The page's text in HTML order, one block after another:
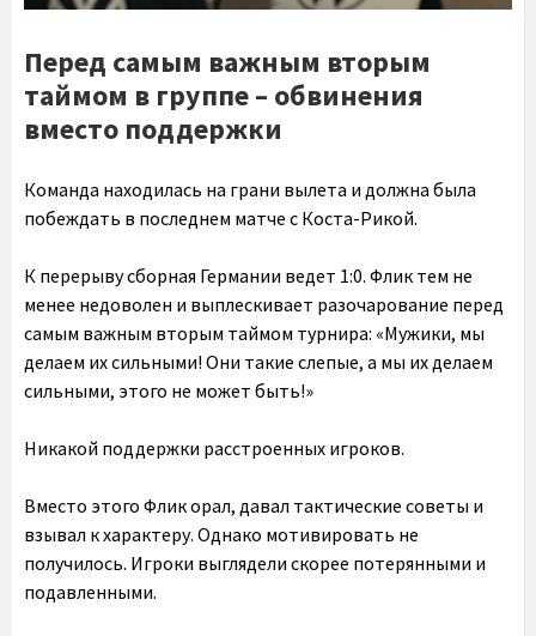
Перед самым важным вторым
таймом в группе – обвинения
вместо поддержки
Команда находилась на грани вылета и должна была
побеждать в последнем матче с Коста-Рикой.
К перерыву сборная Германии ведет 1:0. Флик тем не
менее недоволен и выплескивает разочарование перед
самым важным вторым таймом турнира: «Мужики, мы
делаем их сильными! Они такие слепые, а мы их делаем
сильными, этого не может быть!»
Никакой поддержки расстроенных игроков.
Вместо этого Флик орал, давал тактические советы и
взывал к характеру. Однако мотивировать не
получилось. Игроки выглядели скорее потерянными и
подавленными.